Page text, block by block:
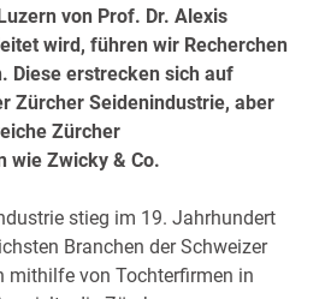
von Prof. Dr. Alexis
wird, führen wir Recherchen
Diese erstrecken sich auf
Zürcher Seidenindustrie, aber
Zürcher
wie Zwicky & Co.
stieg im 19. Jahrhundert
Branchen der Schweizer
mithilfe von Tochterfirmen in